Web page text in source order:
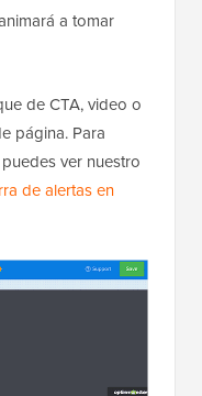
a tomar
de CTA, video o
página. Para
ver nuestro
de alertas en